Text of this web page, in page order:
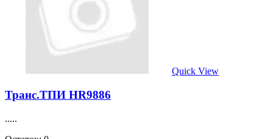
Quick View
Транс.ТПИ HR9886
.....